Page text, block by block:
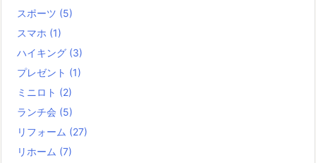
スポーツ (5)
スマホ (1)
ハイキング (3)
プレゼント (1)
ミニロト (2)
ランチ会 (5)
リフォーム (27)
リホーム (7)